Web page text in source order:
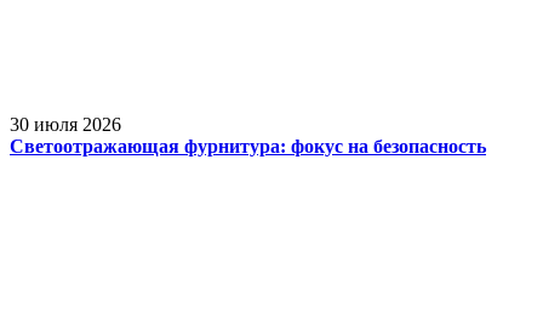
30 июля 2026
Светоотражающая фурнитура: фокус на безопасность